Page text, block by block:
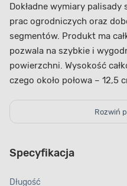
Dokładne wymiary
prac ogrodniczych oraz
segmentów. Produkt ma
pozwala na szybkie i
powierzchni. Wysokość
czego około połowa – 12,5
Szerokość podstawy
gwarantuje solidne i trwałe
PalGarden 2,5
Rozwiń
Specyfikacja
Długość